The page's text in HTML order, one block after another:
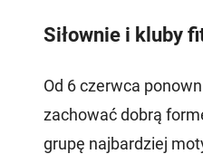
Siłownie i kluby
Od 6 czerwca
zachować dobrą
grupę najbardziej